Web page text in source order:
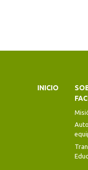
INICIO